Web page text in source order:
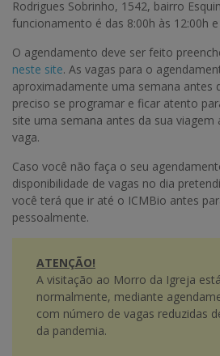
Rodrigues Sobrinho, 1542, bairro
funcionamento é das 8:00h às 12:00h
O agendamento deve ser feito
neste site. As vagas para o
aproximadamente uma semana antes
preciso se programar e ficar atento
site uma semana antes da sua
vaga.
Caso você não faça o seu
disponibilidade de vagas no dia
você terá que ir até o ICMBio antes
pessoalmente.
ATENÇÃO!
A visitação ao Morro da Igreja
normalmente, mediante
com número de vagas reduzidas
da pandemia.